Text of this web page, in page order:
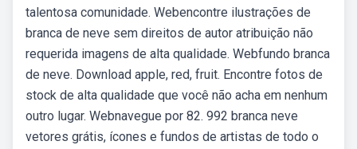
talentosa comunidade. Webencontre ilustrações de
branca de neve sem direitos de autor atribuição não
requerida imagens de alta qualidade. Webfundo branca
de neve. Download apple, red, fruit. Encontre fotos de
stock de alta qualidade que você não acha em nenhum
outro lugar. Webnavegue por 82. 992 branca neve
vetores grátis, ícones e fundos de artistas de todo o